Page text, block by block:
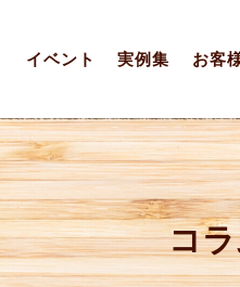
イベント 実例集 お客
コ